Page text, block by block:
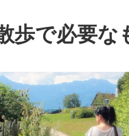
歩で必要な